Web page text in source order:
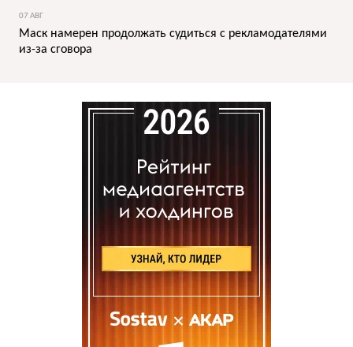
07 АВГ
Маск намерен продолжать судиться с рекламодателями
из-за сговора